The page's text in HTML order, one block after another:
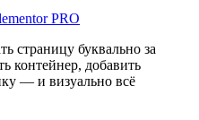
PRO
страницу буквально за
контейнер, добавить
— и визуально всё